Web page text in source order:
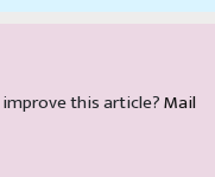
this article? Mail